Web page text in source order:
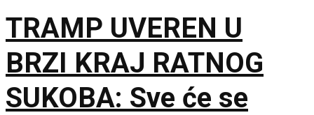
TRAMP UVEREN U
BRZI KRAJ RATNOG
SUKOBA: Sve će se